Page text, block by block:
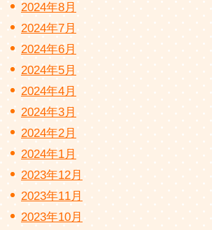
2024年8月
2024年7月
2024年6月
2024年5月
2024年4月
2024年3月
2024年2月
2024年1月
2023年12月
2023年11月
2023年10月